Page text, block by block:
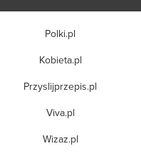
Polki.pl
Kobieta.pl
Przyslijprzepis.pl
Viva.pl
Wizaz.pl